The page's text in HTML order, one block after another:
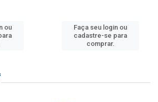
ou
Faça seu login ou
cadastre-se para
comprar.